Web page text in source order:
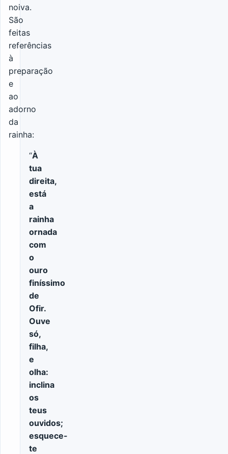
noiva.
São
feitas
referências
à
preparação
e
ao
adorno
da
rainha:
“À
tua
direita,
está
a
rainha
ornada
com
o
ouro
finíssimo
de
Ofir.
Ouve
só,
filha,
e
olha:
inclina
os
teus
ouvidos;
esquece-
te